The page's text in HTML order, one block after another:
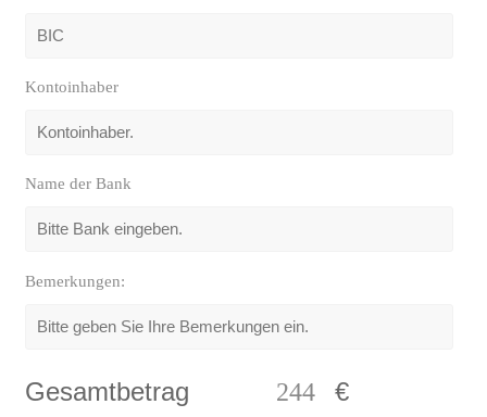
Kontoinhaber
Name der Bank
Bemerkungen:
Gesamtbetrag €